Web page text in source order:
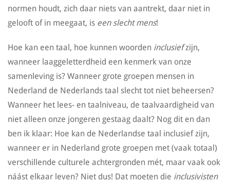
normen houdt, zich daar niets van aantrekt, daar niet in
gelooft of in meegaat, is een slecht mens!
Hoe kan een taal, hoe kunnen woorden inclusiefzijn,
wanneer laaggeletterdheid een kenmerk van onze
samenleving is? Wanneer grote groepen mensen in
Nederland de Nederlands taal slecht tot niet beheersen?
Wanneer het lees- en taalniveau, de taalvaardigheid van
niet alleen onze jongeren gestaag daalt? Nog dit en dan
ben ik klaar: Hoe kan de Nederlandse taal inclusief zijn,
wanneer er in Nederland grote groepen met (vaak totaal)
verschillende culturele achtergronden mét, maar vaak ook
náást elkaar leven? Niet dus! Dat moeten die inclusivisten